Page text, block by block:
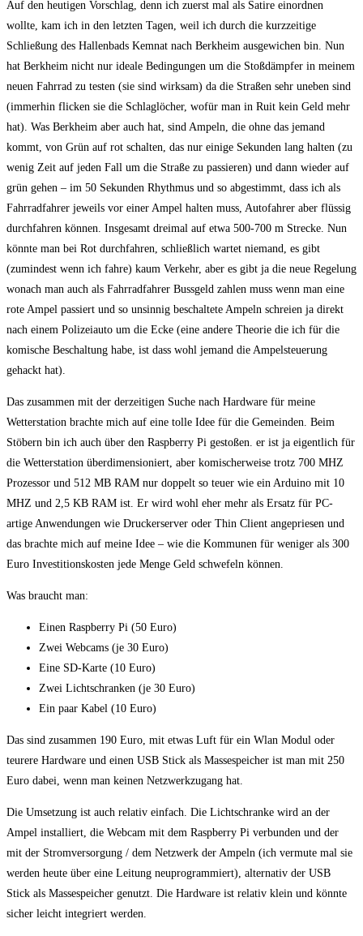
Auf den heutigen Vorschlag, denn ich zuerst mal als Satire einordnen
wollte, kam ich in den letzten Tagen, weil ich durch die kurzzeitige
Schließung des Hallenbads Kemnat nach Berkheim ausgewichen bin. Nun
hat Berkheim nicht nur ideale Bedingungen um die Stoßdämpfer in meinem
neuen Fahrrad zu testen (sie sind wirksam) da die Straßen sehr uneben sind
(immerhin flicken sie die Schlaglöcher, wofür man in Ruit kein Geld mehr
hat). Was Berkheim aber auch hat, sind Ampeln, die ohne das jemand
kommt, von Grün auf rot schalten, das nur einige Sekunden lang halten (zu
wenig Zeit auf jeden Fall um die Straße zu passieren) und dann wieder auf
grün gehen – im 50 Sekunden Rhythmus und so abgestimmt, dass ich als
Fahrradfahrer jeweils vor einer Ampel halten muss, Autofahrer aber flüssig
durchfahren können. Insgesamt dreimal auf etwa 500-700 m Strecke. Nun
könnte man bei Rot durchfahren, schließlich wartet niemand, es gibt
(zumindest wenn ich fahre) kaum Verkehr, aber es gibt ja die neue Regelung
wonach man auch als Fahrradfahrer Bussgeld zahlen muss wenn man eine
rote Ampel passiert und so unsinnig beschaltete Ampeln schreien ja direkt
nach einem Polizeiauto um die Ecke (eine andere Theorie die ich für die
komische Beschaltung habe, ist dass wohl jemand die Ampelsteuerung
gehackt hat).
Das zusammen mit der derzeitigen Suche nach Hardware für meine
Wetterstation brachte mich auf eine tolle Idee für die Gemeinden. Beim
Stöbern bin ich auch über den Raspberry Pi gestoßen. er ist ja eigentlich für
die Wetterstation überdimensioniert, aber komischerweise trotz 700 MHZ
Prozessor und 512 MB RAM nur doppelt so teuer wie ein Arduino mit 10
MHZ und 2,5 KB RAM ist. Er wird wohl eher mehr als Ersatz für PC-
artige Anwendungen wie Druckerserver oder Thin Client angepriesen und
das brachte mich auf meine Idee – wie die Kommunen für weniger als 300
Euro Investitionskosten jede Menge Geld schwefeln können.
Was braucht man:
Einen Raspberry Pi (50 Euro)
Zwei Webcams (je 30 Euro)
Eine SD-Karte (10 Euro)
Zwei Lichtschranken (je 30 Euro)
Ein paar Kabel (10 Euro)
Das sind zusammen 190 Euro, mit etwas Luft für ein Wlan Modul oder
teurere Hardware und einen USB Stick als Massespeicher ist man mit 250
Euro dabei, wenn man keinen Netzwerkzugang hat.
Die Umsetzung ist auch relativ einfach. Die Lichtschranke wird an der
Ampel installiert, die Webcam mit dem Raspberry Pi verbunden und der
mit der Stromversorgung / dem Netzwerk der Ampeln (ich vermute mal sie
werden heute über eine Leitung neuprogrammiert), alternativ der USB
Stick als Massespeicher genutzt. Die Hardware ist relativ klein und könnte
sicher leicht integriert werden.